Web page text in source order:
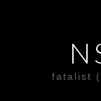
fatalist